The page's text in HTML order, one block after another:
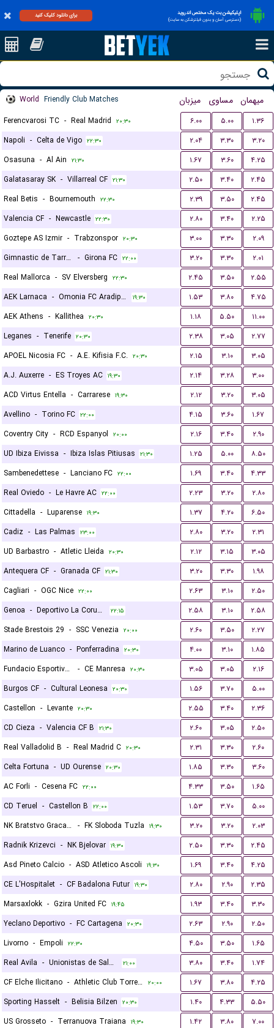
اپلیکیشن بت یک مختص اندروید
(دسترسی آسان و بدون فیلترشکن به سایت)
برای دانلود کلیک کنید
World Friendly Club Matches میزبان مساوی میهمان
Ferencvarosi TC - Real Madrid ۲۰:۳۰ ۶.۰۰ ۵.۰۰
۱.۳۶
Napoli - Celta de Vigo ۲۲:۳۰ ۲.۰۴ ۳.۳۰
۳.۲۰
Osasuna - Al Ain ۲۱:۳۰ ۱.۶۷ ۳.۶۰
۴.۲۵
Galatasaray SK - Villarreal CF ۲۱:۳۰ ۲.۵۰ ۳.۴۰
۲.۴۵
Real Betis - Bournemouth ۲۲:۳۰ ۲.۳۹ ۳.۵۰
۲.۴۵
Valencia CF - Newcastle ۲۲:۳۰ ۲.۸۰ ۳.۴۰
۲.۲۵
Goztepe AS Izmir - Trabzonspor ۲۰:۳۰ ۳.۰۰ ۳.۳۰
۲.۰۹
Gimnastic de Tarragona
- Girona FC ۲۲:۰۰ ۳.۲۰ ۳.۳۰
۲.۰۱
Real Mallorca - SV Elversberg ۲۲:۳۰ ۲.۴۵ ۳.۵۰
۲.۵۵
AEK Larnaca - Omonia FC Aradippou ۱۹:۳۰ ۱.۵۳ ۳.۸۰
۴.۷۵
AEK Athens - Kallithea ۲۰:۳۰ ۱.۱۸ ۵.۵۰
۱۱.۰۰
Leganes - Tenerife ۲۰:۳۰ ۲.۳۸ ۳.۰۵
۲.۷۷
APOEL Nicosia FC - A.E. Kifisia F.C. ۲۰:۳۰ ۲.۱۵ ۳.۱۰
۳.۰۵
A.J. Auxerre - ES Troyes AC ۱۹:۳۰ ۲.۱۴ ۳.۲۸
۳.۰۰
ACD Virtus Entella - Carrarese ۱۹:۳۰ ۲.۱۲ ۳.۲۰
۳.۰۵
Avellino - Torino FC ۲۲:۰۰ ۴.۱۵ ۳.۶۰
۱.۶۷
Coventry City - RCD Espanyol ۲۰:۰۰ ۲.۱۶ ۳.۴۰
۲.۹۰
UD Ibiza Eivissa - Ibiza Islas Pitiusas ۲۱:۳۰ ۱.۲۵ ۵.۰۰
۸.۵۰
Sambenedettese - Lanciano FC ۲۲:۰۰ ۱.۶۹ ۳.۴۰
۴.۳۳
Real Oviedo - Le Havre AC ۲۲:۰۰ ۲.۲۳ ۳.۲۰
۲.۸۰
Cittadella - Luparense ۱۹:۳۰ ۱.۳۷ ۴.۲۰
۶.۵۰
Cadiz - Las Palmas ۲۳:۰۰ ۲.۸۰ ۳.۲۰
۲.۳۱
UD Barbastro - Atletic Lleida ۲۰:۳۰ ۲.۱۲ ۳.۱۵
۳.۰۵
Antequera CF - Granada CF ۲۱:۳۰ ۳.۲۰ ۳.۳۰
۱.۹۸
Cagliari - OGC Nice ۲۲:۰۰ ۲.۶۳ ۳.۱۰
۲.۵۰
Genoa - Deportivo La Coruna ۲۲:۱۵ ۲.۵۸ ۳.۱۰
۲.۵۸
Stade Brestois 29 - SSC Venezia ۲۰:۰۰ ۲.۶۰ ۳.۵۰
۲.۲۷
Marino de Luanco - Ponferradina ۲۰:۳۰ ۴.۰۰ ۳.۱۰
۱.۸۵
Fundacio Esportiva Grama
- CE Manresa ۲۰:۳۰ ۳.۰۵ ۳.۰۵
۲.۱۶
Burgos CF - Cultural Leonesa ۲۰:۳۰ ۱.۵۶ ۳.۷۰
۵.۰۰
Castellon - Levante ۲۰:۳۰ ۲.۵۵ ۳.۴۰
۲.۳۶
CD Cieza - Valencia CF B ۲۱:۳۰ ۲.۶۰ ۳.۰۵
۲.۵۰
Real Valladolid B - Real Madrid C ۲۰:۳۰ ۲.۳۱ ۳.۳۰
۲.۶۰
Celta Fortuna - UD Ourense ۲۰:۳۰ ۱.۸۵ ۳.۳۰
۳.۶۰
AC Forli - Cesena FC ۲۲:۰۰ ۴.۳۳ ۳.۵۰
۱.۶۵
CD Teruel - Castellon B ۲۲:۰۰ ۱.۵۳ ۳.۷۰
۵.۰۰
NK Bratstvo Gracanica - FK Sloboda Tuzla ۱۹:۳۰ ۳.۲۰ ۳.۲۰
۲.۰۳
Radnik Krizevci - NK Bjelovar ۱۹:۳۰ ۲.۵۰ ۳.۳۰
۲.۴۵
Asd Pineto Calcio - ASD Atletico Ascoli ۱۹:۳۰ ۱.۶۹ ۳.۴۰
۴.۲۵
CE L'Hospitalet - CF Badalona Futur ۱۹:۳۰ ۲.۸۰ ۲.۹۰
۲.۳۵
Marsaxlokk - Gzira United FC ۱۹:۴۵ ۱.۹۳ ۳.۴۰
۳.۳۰
Yeclano Deportivo - FC Cartagena ۲۰:۳۰ ۲.۶۳ ۲.۹۰
۲.۵۰
Livorno - Empoli ۲۲:۳۰ ۴.۵۰ ۳.۵۰
۱.۶۵
Real Avila - Unionistas de Salamanca CF ۲۱:۰۰ ۳.۸۰ ۳.۴۰
۱.۷۴
CF Elche Ilicitano - Athletic Club Torrellano ۲۰:۰۰ ۱.۶۷ ۳.۸۰
۴.۲۵
Sporting Hasselt - Belisia Bilzen ۲۰:۳۰ ۱.۴۰ ۴.۳۳
۵.۵۰
US Grosseto - Terranuova Traiana ۱۹:۳۰ ۱.۴۲ ۳.۸۰
۷.۰۰